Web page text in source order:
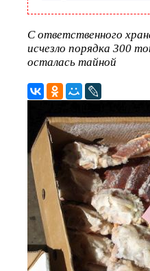
С ответственного
исчезло порядка 300
осталась тайной